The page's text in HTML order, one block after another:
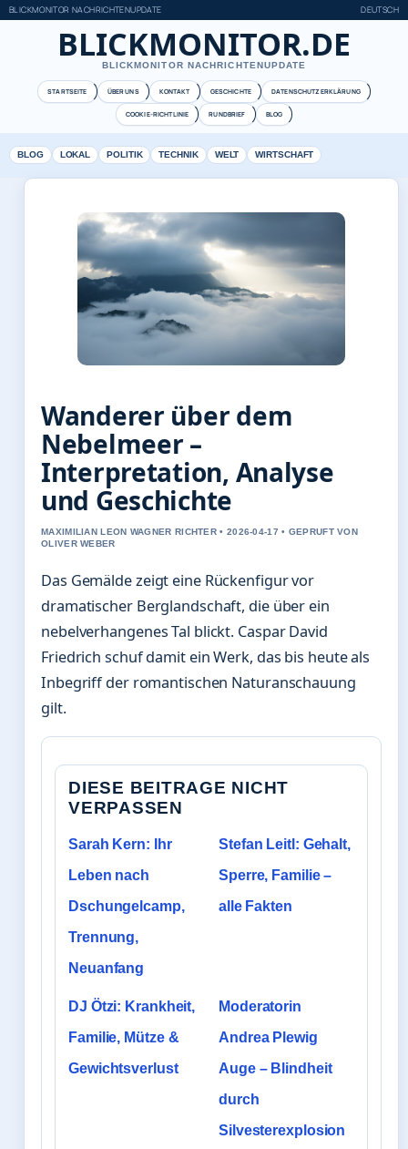
BLICKMONITOR NACHRICHTENUPDATE DEUTSCH
BLICKMONITOR.DE
BLICKMONITOR NACHRICHTENUPDATE
STARTSEITE ÜBER UNS KONTAKT GESCHICHTE DATENSCHUTZERKLÄRUNG
COOKIE-RICHTLINIE RUNDBRIEF BLOG
BLOG LOKAL POLITIK TECHNIK WELT WIRTSCHAFT
Wanderer über dem
Nebelmeer –
Interpretation, Analyse
und Geschichte
MAXIMILIAN LEON WAGNER RICHTER • 2026-04-17 • GEPRUFT VON
OLIVER WEBER
Das Gemälde zeigt eine Rückenfigur vor
dramatischer Berglandschaft, die über ein
nebelverhangenes Tal blickt. Caspar David
Friedrich schuf damit ein Werk, das bis heute als
Inbegriff der romantischen Naturanschauung
gilt.
DIESE BEITRAGE NICHT
VERPASSEN
Sarah Kern: Ihr
Leben nach
Dschungelcamp,
Trennung,
Neuanfang
Stefan Leitl: Gehalt,
Sperre, Familie –
alle Fakten
DJ Ötzi: Krankheit,
Familie, Mütze &
Gewichtsverlust
Moderatorin
Andrea Plewig
Auge – Blindheit
durch
Silvesterexplosion